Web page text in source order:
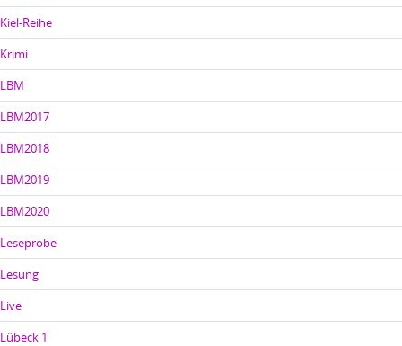
Kiel-Reihe
Krimi
LBM
LBM2017
LBM2018
LBM2019
LBM2020
Leseprobe
Lesung
Live
Lübeck 1